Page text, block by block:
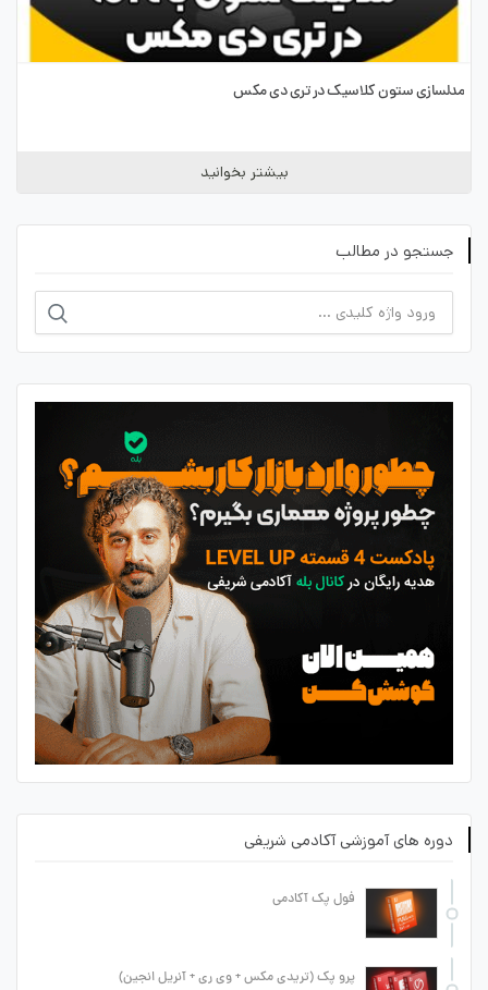
مدلسازی ستون کلاسیک در تری دی مکس
بیشتر بخوانید
جستجو در مطالب
دوره های آموزشی آکادمی شریفی
فول پک آکادمی
پرو پک (تریدی مکس + وی ری + آنریل انجین)